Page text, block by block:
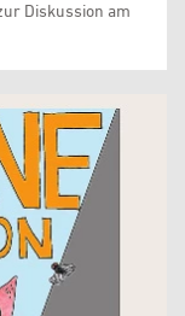
Diskussion am